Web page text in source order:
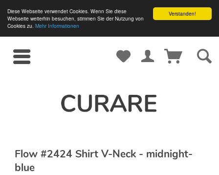
Verstanden!
Diese Webseite verwendet Cookies. Wenn Sie diese
Webseite weiterhin besuchen, stimmen Sie der Nutzung von
Cookies zu. Mehr Informationen
Flow #2424 Shirt V-Neck - midnight-
blue